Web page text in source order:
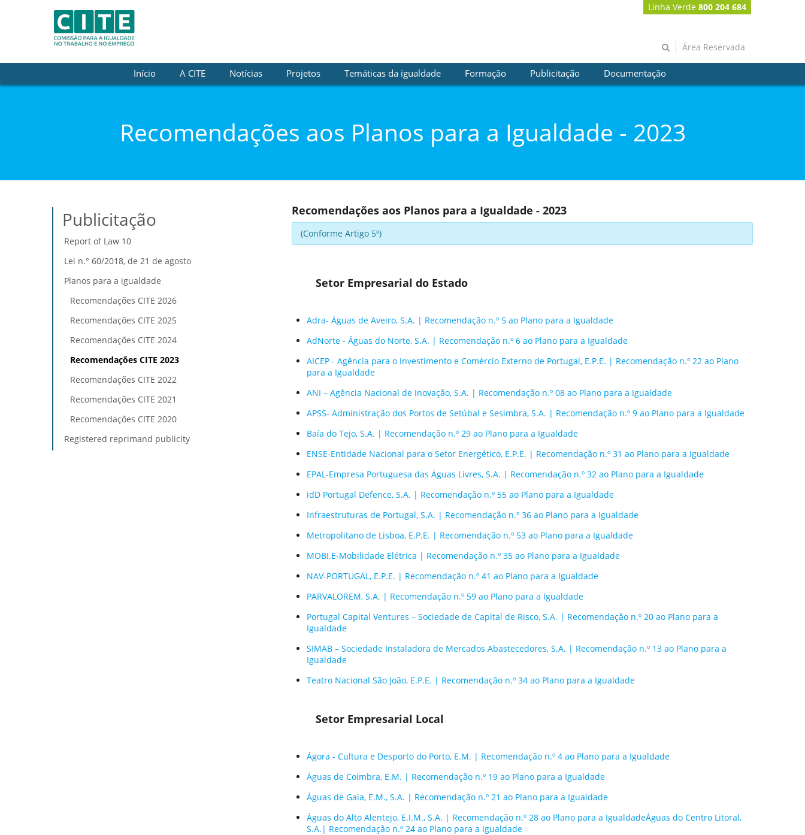
Linha Verde 800 204 684
Área Reservada
Início A CITE Notícias Projetos Temáticas da igualdade Formação Publicitação Documentação
Recomendações aos Planos para a Igualdade - 2023
Publicitação
Report of Law 10
Lei n.° 60/2018, de 21 de agosto
Planos para a igualdade
Recomendações CITE 2026
Recomendações CITE 2025
Recomendações CITE 2024
Recomendações CITE 2023
Recomendações CITE 2022
Recomendações CITE 2021
Recomendações CITE 2020
Registered reprimand publicity
Recomendações aos Planos para a Igualdade - 2023
(Conforme Artigo 5º)
Setor Empresarial do Estado
Adra- Águas de Aveiro, S.A. | Recomendação n.º 5 ao Plano para a Igualdade
AdNorte - Águas do Norte, S.A. | Recomendação n.º 6 ao Plano para a Igualdade
AICEP - Agência para o Investimento e Comércio Externo de Portugal, E.P.E. | Recomendação n.º 22 ao Plano
para a Igualdade
ANI – Agência Nacional de Inovação, S.A. | Recomendação n.º 08 ao Plano para a Igualdade
APSS- Administração dos Portos de Setúbal e Sesimbra, S.A. | Recomendação n.º 9 ao Plano para a Igualdade
Baía do Tejo, S.A. | Recomendação n.º 29 ao Plano para a Igualdade
ENSE-Entidade Nacional para o Setor Energético, E.P.E. | Recomendação n.º 31 ao Plano para a Igualdade
EPAL-Empresa Portuguesa das Águas Livres, S.A. | Recomendação n.º 32 ao Plano para a Igualdade
idD Portugal Defence, S.A. | Recomendação n.º 55 ao Plano para a Igualdade
Infraestruturas de Portugal, S.A. | Recomendação n.º 36 ao Plano para a Igualdade
Metropolitano de Lisboa, E.P.E. | Recomendação n.º 53 ao Plano para a Igualdade
MOBI.E-Mobilidade Elétrica | Recomendação n.º 35 ao Plano para a Igualdade
NAV-PORTUGAL, E.P.E. | Recomendação n.º 41 ao Plano para a Igualdade
PARVALOREM, S.A. | Recomendação n.º 59 ao Plano para a Igualdade
Portugal Capital Ventures – Sociedade de Capital de Risco, S.A. | Recomendação n.º 20 ao Plano para a
Igualdade
SIMAB – Sociedade Instaladora de Mercados Abastecedores, S.A. | Recomendação n.º 13 ao Plano para a
Igualdade
Teatro Nacional São João, E.P.E. | Recomendação n.º 34 ao Plano para a Igualdade
Setor Empresarial Local
Ágora - Cultura e Desporto do Porto, E.M. | Recomendação n.º 4 ao Plano para a Igualdade
Águas de Coimbra, E.M. | Recomendação n.º 19 ao Plano para a Igualdade
Águas de Gaia, E.M., S.A. | Recomendação n.º 21 ao Plano para a Igualdade
Águas do Alto Alentejo, E.I.M., S.A. | Recomendação n.º 28 ao Plano para a IgualdadeÁguas do Centro Litoral,
S.A.| Recomendação n.º 24 ao Plano para a Igualdade